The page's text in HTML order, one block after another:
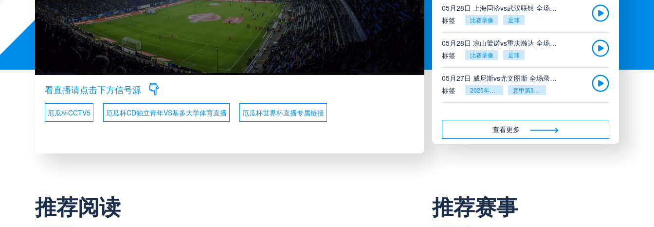
看直播请点击下方信号源
厄瓜杯CCTV5 厄瓜杯CD独立青年VS基多大学体育直播 厄瓜杯世界杯直播专属链接
05月28日 上海同济vs武汉联镇 全场录像
标签
比赛录像 足球
05月28日 凉山鹫诺vs重庆瀚达 全场录像
标签
比赛录像 足球
05月27日 威尼斯vs尤文图斯 全场录像回放
标签
2025年5月26日 意甲第38轮
标签
比赛录像 西甲
05月26日 AC米兰vs蒙扎全场录像回放
查看更多
推荐阅读 推荐赛事